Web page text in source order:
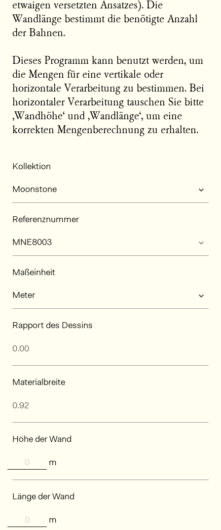
etwaigen versetzten Ansatzes). Die
Wandlänge bestimmt die benötigte Anzahl
der Bahnen.
Dieses Programm kann benutzt werden, um
die Mengen für eine vertikale oder
horizontale Verarbeitung zu bestimmen. Bei
horizontaler Verarbeitung tauschen Sie bitte
‚Wandhöhe‘ und ‚Wandlänge‘, um eine
korrekten Mengenberechnung zu erhalten.
Kollektion
Referenznummer
Maßeinheit
Rapport des Dessins
Materialbreite
Höhe der Wand
m
Länge der Wand
m